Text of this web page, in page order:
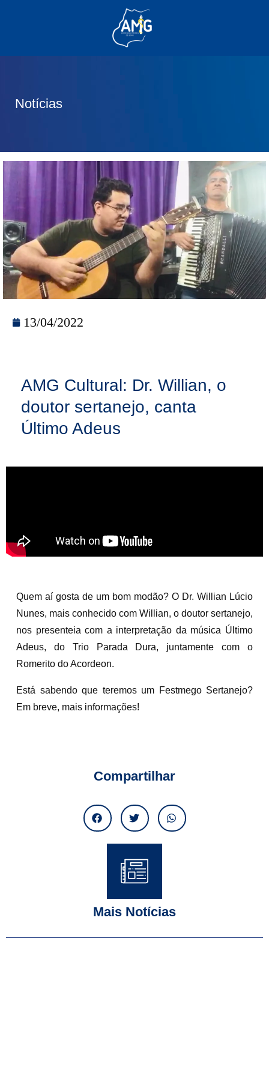
Notícias
13/04/2022
AMG Cultural: Dr. Willian, o
doutor sertanejo, canta
Último Adeus
Quem aí gosta de um bom modão? O Dr. Willian Lúcio
Nunes, mais conhecido com Willian, o doutor sertanejo,
nos presenteia com a interpretação da música Último
Adeus, do Trio Parada Dura, juntamente com o
Romerito do Acordeon.
Está sabendo que teremos um Festmego Sertanejo?
Em breve, mais informações!
Compartilhar
Mais Notícias